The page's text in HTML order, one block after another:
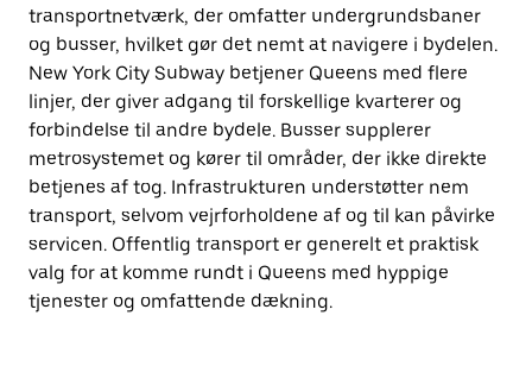
transportnetværk, der omfatter undergrundsbaner
og busser, hvilket gør det nemt at navigere i bydelen.
New York City Subway betjener Queens med flere
linjer, der giver adgang til forskellige kvarterer og
forbindelse til andre bydele. Busser supplerer
metrosystemet og kører til områder, der ikke direkte
betjenes af tog. Infrastrukturen understøtter nem
transport, selvom vejrforholdene af og til kan påvirke
servicen. Offentlig transport er generelt et praktisk
valg for at komme rundt i Queens med hyppige
tjenester og omfattende dækning.